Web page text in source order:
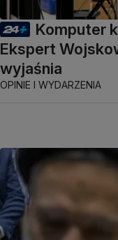
Komputer
Ekspert
wyjaśnia
OPINIE I WYDARZENIA